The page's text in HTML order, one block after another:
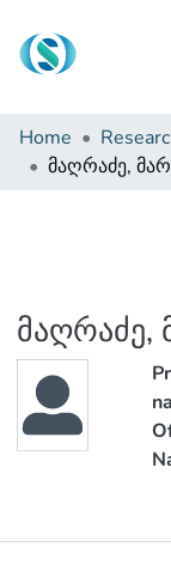
Communities &
Browse
Home
მაღრაძე,
მაღრაძე,